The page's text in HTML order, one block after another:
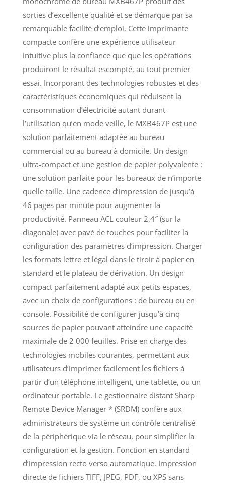
sorties d’excellente qualité et se démarque par sa
remarquable facilité d’emploi. Cette imprimante
compacte confère une expérience utilisateur
intuitive plus la confiance que que les opérations
produiront le résultat escompté, au tout premier
essai. Incorporant des technologies robustes et des
caractéristiques économiques qui réduisent la
consommation d’électricité autant durant
l’utilisation qu’en mode veille, le MXB467P est une
solution parfaitement adaptée au bureau
commercial ou au bureau à domicile. Un design
ultra-compact et une gestion de papier polyvalente :
une solution parfaite pour les bureaux de n’importe
quelle taille. Une cadence d’impression de jusqu’à
46 pages par minute pour augmenter la
productivité. Panneau ACL couleur 2,4″ (sur la
diagonale) avec pavé de touches pour faciliter la
configuration des paramètres d’impression. Charger
les formats lettre et légal dans le tiroir à papier en
standard et le plateau de dérivation. Un design
compact parfaitement adapté aux petits espaces,
avec un choix de configurations : de bureau ou en
console. Possibilité de configurer jusqu’à cinq
sources de papier pouvant atteindre une capacité
maximale de 2 000 feuilles. Prise en charge des
technologies mobiles courantes, permettant aux
utilisateurs d’imprimer facilement les fichiers à
partir d’un téléphone intelligent, une tablette, ou un
ordinateur portable. Le gestionnaire distant Sharp
Remote Device Manager * (SRDM) confère aux
administrateurs de système un contrôle centralisé
de la périphérique via le réseau, pour simplifier la
configuration et la gestion. Fonction en standard
d’impression recto verso automatique. Impression
directe de fichiers TIFF, JPEG, PDF, ou XPS sans